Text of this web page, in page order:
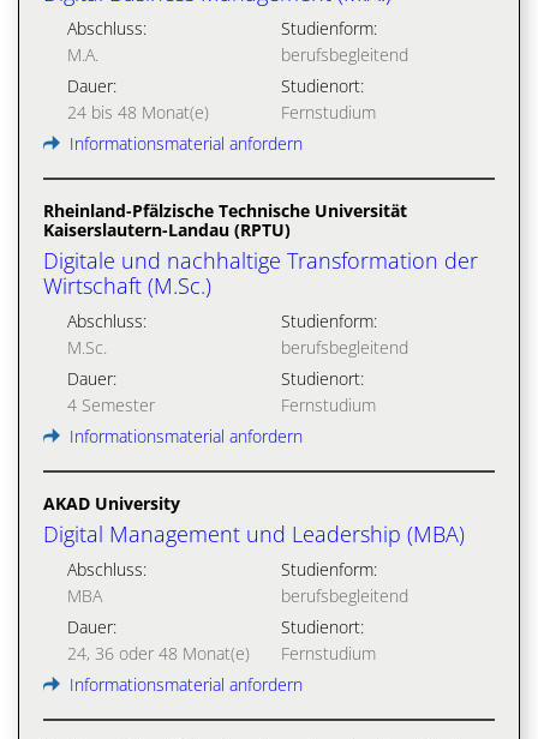
Abschluss:
M.A.
Studienform:
berufsbegleitend
Dauer:
24 bis 48 Monat(e)
Studienort:
Fernstudium
Informationsmaterial anfordern
Rheinland-Pfälzische Technische Universität
Kaiserslautern-Landau (RPTU)
Digitale und nachhaltige Transformation der
Wirtschaft (M.Sc.)
Abschluss:
M.Sc.
Studienform:
berufsbegleitend
Dauer:
4 Semester
Studienort:
Fernstudium
Informationsmaterial anfordern
AKAD University
Digital Management und Leadership (MBA)
Abschluss:
MBA
Studienform:
berufsbegleitend
Dauer:
24, 36 oder 48 Monat(e)
Studienort:
Fernstudium
Informationsmaterial anfordern